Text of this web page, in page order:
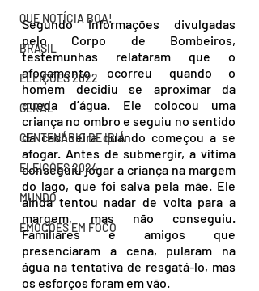
QUE NOTÍCIA BOA!
BRASIL
ELEIÇÕES 2022
GERAL
CENTENÁRIO DE IBIÁ
ELEIÇÕES 2024
MUNDO
EMOÇÕES EM FOCO
Segundo informações divulgadas
pelo Corpo de Bombeiros,
testemunhas relataram que o
afogamento ocorreu quando o
homem decidiu se aproximar da
queda d’água. Ele colocou uma
criança no ombro e seguiu no sentido
da cachoeira quando começou a se
afogar. Antes de submergir, a vítima
conseguiu jogar a criança na margem
do lago, que foi salva pela mãe. Ele
ainda tentou nadar de volta para a
margem, mas não conseguiu.
Familiares e amigos que
presenciaram a cena, pularam na
água na tentativa de resgatá-lo, mas
os esforços foram em vão.